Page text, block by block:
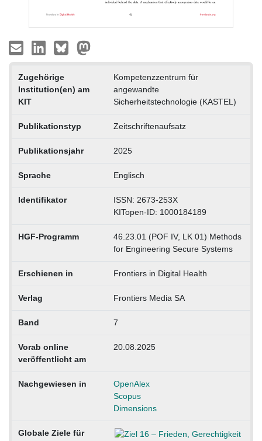
Zugehörige
Institution(en) am
KIT
Kompetenzzentrum für
angewandte
Sicherheitstechnologie (KASTEL)
Publikationstyp Zeitschriftenaufsatz
Publikationsjahr 2025
Sprache Englisch
Identifikator
ISSN: 2673-253X
KITopen-ID: 1000184189
HGF-Programm
46.23.01 (POF IV, LK 01) Methods
for Engineering Secure Systems
Erschienen in Frontiers in Digital Health
Verlag Frontiers Media SA
Band 7
Vorab online
veröffentlicht am
20.08.2025
Nachgewiesen in
OpenAlex
Scopus
Dimensions
Globale Ziele für